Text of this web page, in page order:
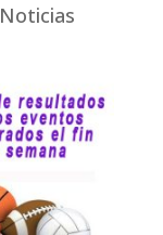
Noticias